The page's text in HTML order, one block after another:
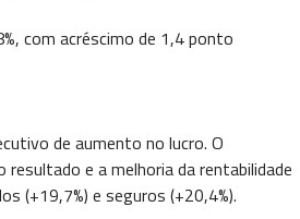
com acréscimo de 1,4 ponto
de aumento no lucro. O
e a melhoria da rentabilidade
(+19,7%) e seguros (+20,4%).